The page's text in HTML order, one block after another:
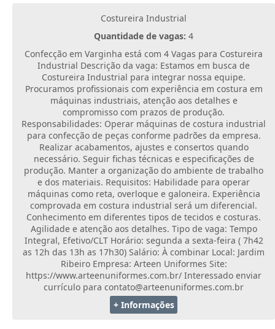
Costureira Industrial
Quantidade de vagas: 4
Confecção em Varginha está com 4 Vagas para Costureira
Industrial Descrição da vaga: Estamos em busca de
Costureira Industrial para integrar nossa equipe.
Procuramos profissionais com experiência em costura em
máquinas industriais, atenção aos detalhes e
compromisso com prazos de produção.
Responsabilidades: Operar máquinas de costura industrial
para confecção de peças conforme padrões da empresa.
Realizar acabamentos, ajustes e consertos quando
necessário. Seguir fichas técnicas e especificações de
produção. Manter a organização do ambiente de trabalho
e dos materiais. Requisitos: Habilidade para operar
máquinas como reta, overloque e galoneira. Experiência
comprovada em costura industrial será um diferencial.
Conhecimento em diferentes tipos de tecidos e costuras.
Agilidade e atenção aos detalhes. Tipo de vaga: Tempo
Integral, Efetivo/CLT Horário: segunda a sexta-feira ( 7h42
as 12h das 13h as 17h30) Salário: À combinar Local: Jardim
Ribeiro Empresa: Arteen Uniformes Site:
https://www.arteenuniformes.com.br/ Interessado enviar
currículo para contato@arteenuniformes.com.br
+ Informações